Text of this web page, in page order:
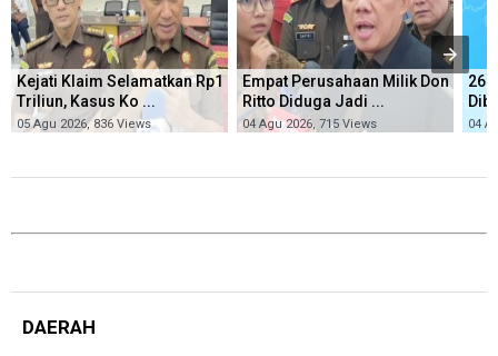
Kejati Klaim Selamatkan Rp1
Triliun, Kasus Ko ...
05 Agu 2026, 836 Views
Empat Perusahaan Milik Don
Ritto Diduga Jadi ...
04 Agu 2026, 715 Views
26
04
DAERAH